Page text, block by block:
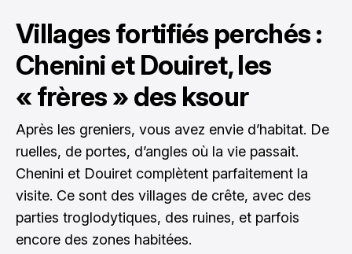
Villages fortifiés perchés :
Chenini et Douiret, les
« frères » des ksour
Après les greniers, vous avez envie d’habitat. De
ruelles, de portes, d’angles où la vie passait.
Chenini et Douiret complètent parfaitement la
visite. Ce sont des villages de crête, avec des
parties troglodytiques, des ruines, et parfois
encore des zones habitées.